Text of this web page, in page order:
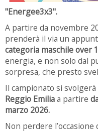
"Energee3x3".
A partire da novembre
prenderà il via un
categoria maschile over
energia, e non solo dal
sorpresa, che presto
Il campionato si svolgerà
Reggio Emiliaa partire
marzo 2026.
Non perdere